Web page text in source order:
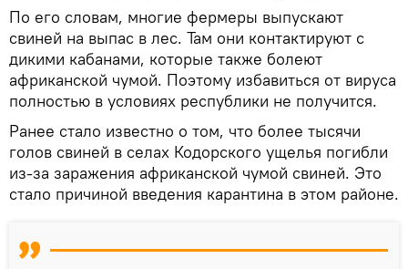
По его словам, многие фермеры выпускают
свиней на выпас в лес. Там они контактируют с
дикими кабанами, которые также болеют
африканской чумой. Поэтому избавиться от вируса
полностью в условиях республики не получится.
Ранее стало известно о том, что более тысячи
голов свиней в селах Кодорского ущелья погибли
из-за заражения африканской чумой свиней. Это
стало причиной введения карантина в этом районе.